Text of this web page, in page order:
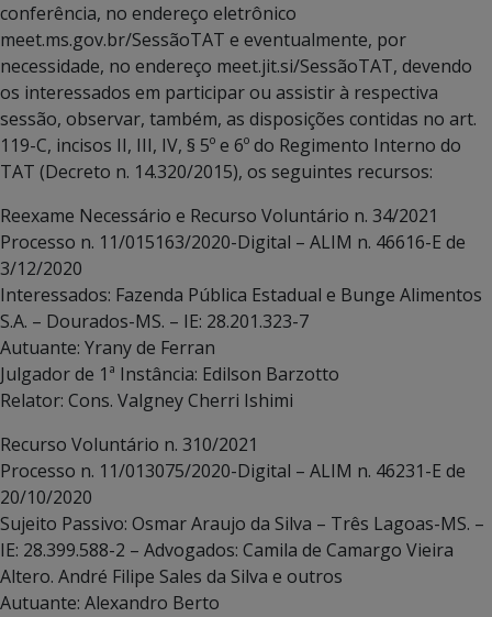
conferência, no endereço eletrônico
meet.ms.gov.br/SessãoTAT e eventualmente, por
necessidade, no endereço meet.jit.si/SessãoTAT, devendo
os interessados em participar ou assistir à respectiva
sessão, observar, também, as disposições contidas no art.
119-C, incisos II, III, IV, § 5º e 6º do Regimento Interno do
TAT (Decreto n. 14.320/2015), os seguintes recursos:
Reexame Necessário e Recurso Voluntário n. 34/2021
Processo n. 11/015163/2020-Digital – ALIM n. 46616-E de
3/12/2020
Interessados: Fazenda Pública Estadual e Bunge Alimentos
S.A. – Dourados-MS. – IE: 28.201.323-7
Autuante: Yrany de Ferran
Julgador de 1ª Instância: Edilson Barzotto
Relator: Cons. Valgney Cherri Ishimi
Recurso Voluntário n. 310/2021
Processo n. 11/013075/2020-Digital – ALIM n. 46231-E de
20/10/2020
Sujeito Passivo: Osmar Araujo da Silva – Três Lagoas-MS. –
IE: 28.399.588-2 – Advogados: Camila de Camargo Vieira
Altero. André Filipe Sales da Silva e outros
Autuante: Alexandro Berto